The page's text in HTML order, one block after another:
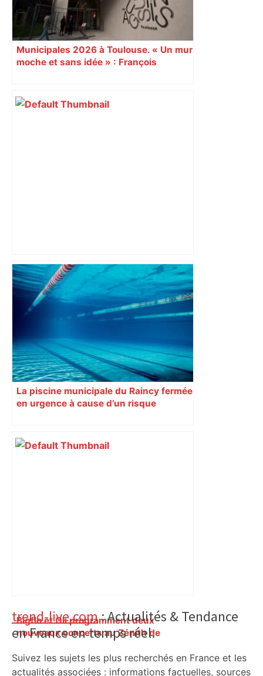
Municipales 2026 à Toulouse. « Un mur
moche et sans idée » : François
Augustins
Toulouse : prévisions météo du jeudi 14
mai 2026 – Météocity
La piscine municipale du Raincy fermée
en urgence à cause d’un risque
Bigflo et Oli programment deux
nouveaux concerts au Zénith de
est ouverte – Actu.fr
Primary
Sidebar
trend-live.com: Actualités & Tendance
en France en temps réel.
Suivez les sujets les plus recherchés en France et les
actualités associées : informations factuelles, sources